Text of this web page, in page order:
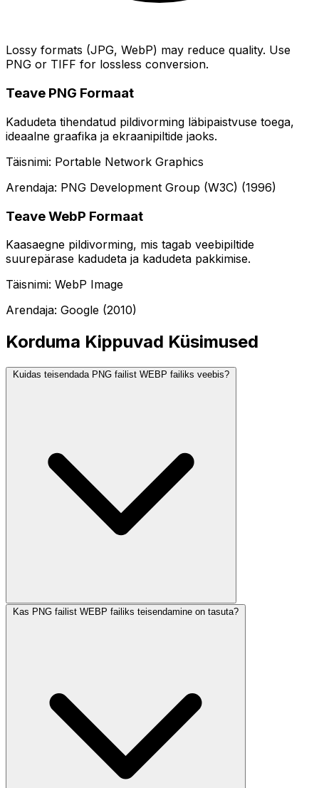
Lossy formats (JPG, WebP) may reduce quality. Use
PNG or TIFF for lossless conversion.
Teave PNG Formaat
Kadudeta tihendatud pildivorming läbipaistvuse toega,
ideaalne graafika ja ekraanipiltide jaoks.
Täisnimi: Portable Network Graphics
Arendaja: PNG Development Group (W3C) (1996)
Teave WebP Formaat
Kaasaegne pildivorming, mis tagab veebipiltide
suurepärase kadudeta ja kadudeta pakkimise.
Täisnimi: WebP Image
Arendaja: Google (2010)
Korduma Kippuvad Küsimused
Kuidas teisendada PNG failist WEBP failiks veebis?
Kas PNG failist WEBP failiks teisendamine on tasuta?